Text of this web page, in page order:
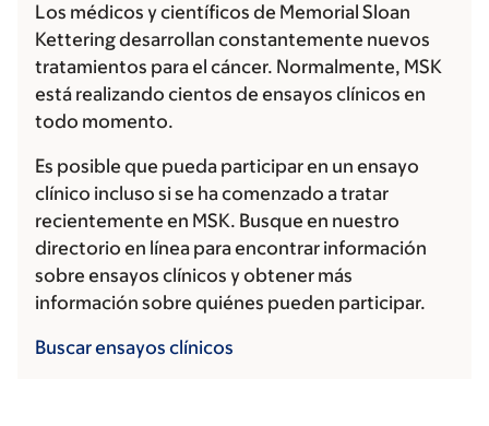
Los médicos y científicos de Memorial Sloan
Kettering desarrollan constantemente nuevos
tratamientos para el cáncer. Normalmente, MSK
está realizando cientos de ensayos clínicos en
todo momento.
Es posible que pueda participar en un ensayo
clínico incluso si se ha comenzado a tratar
recientemente en MSK. Busque en nuestro
directorio en línea para encontrar información
sobre ensayos clínicos y obtener más
información sobre quiénes pueden participar.
Buscar ensayos clínicos